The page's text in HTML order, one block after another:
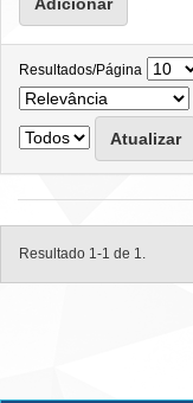
Resultados/Página
Resultado 1-1 de 1.